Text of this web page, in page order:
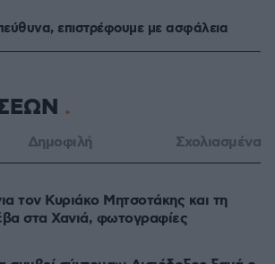
επιστρέφουμε με ασφάλεια
Δημοφιλή Σχολιασμένα
τον Κυριάκο Μητσοτάκης και τη
στα Χανιά, φωτογραφίες